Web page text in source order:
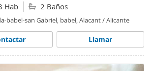
Hab 2 Baños
babel-san Gabriel, babel, Alacant / Alicante
Llamar